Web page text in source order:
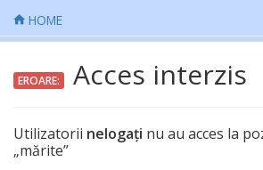
HOME
EROARE: Acces interzis
Utilizatorii nelogați nu au acces la
„mărite”